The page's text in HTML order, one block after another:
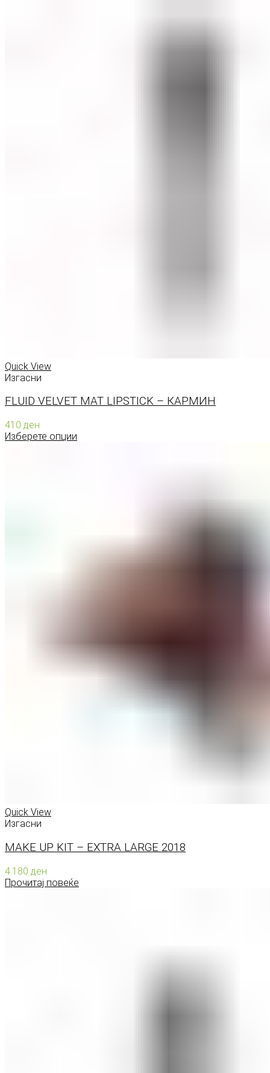
Quick View
Изгасни
FLUID VELVET MAT LIPSTICK – КАРМИН
410 ден
Изберете опции
Quick View
Изгасни
MAKE UP KIT – EXTRA LARGE 2018
4.180 ден
Прочитај повеќе